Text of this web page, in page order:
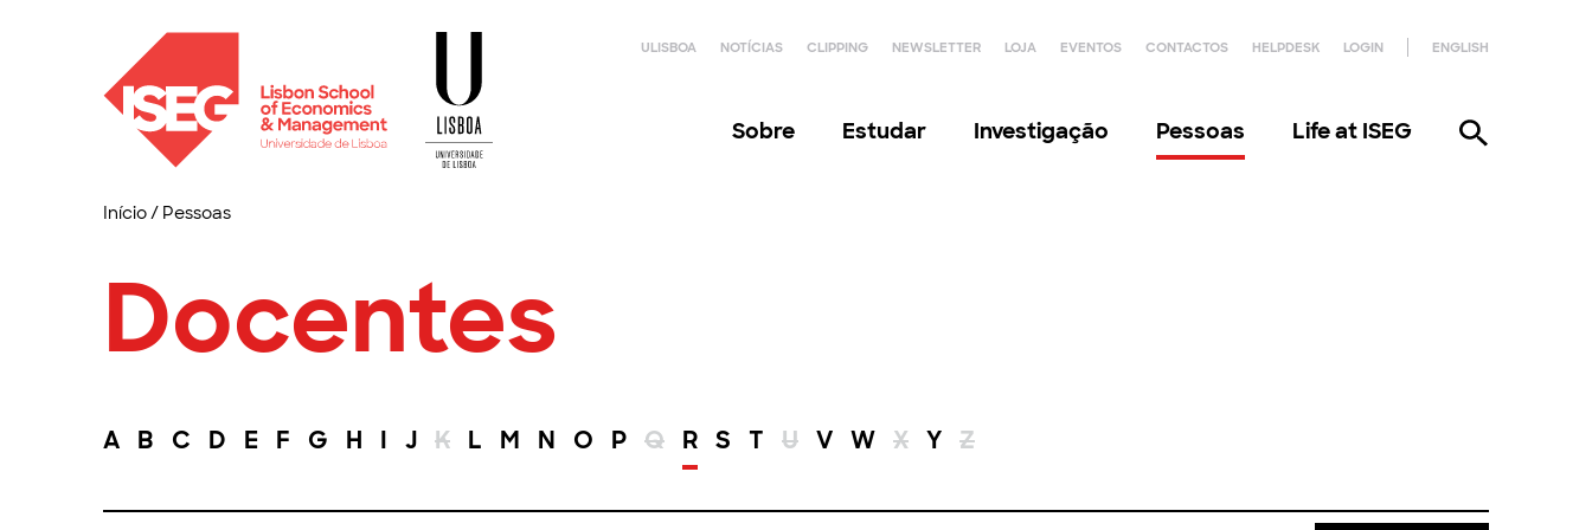
ULISBOA NOTÍCIAS CLIPPING NEWSLETTER LOJA EVENTOS CONTACTOS HELPDESK LOGIN ENGLISH
Sobre Estudar Investigação Pessoas Life at ISEG
Início/ Pessoas
Docentes
A B C D E F G H I J K L M N O P Q R S T U V W X Y Z